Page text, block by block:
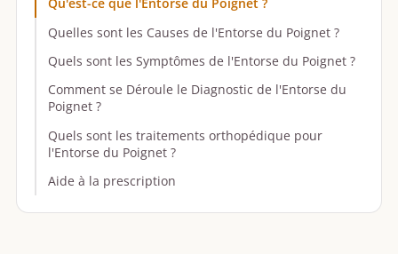
Quelles sont les Causes de l'Entorse du Poignet ?
Quels sont les Symptômes de l'Entorse du Poignet ?
Comment se Déroule le Diagnostic de l'Entorse du
Poignet ?
Quels sont les traitements orthopédique pour
l'Entorse du Poignet ?
Aide à la prescription